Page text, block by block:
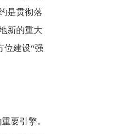
是贯彻落
新的重大
位建设“强
要引擎。